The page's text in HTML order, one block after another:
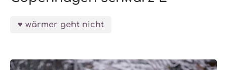
wärmer geht nicht
Bildergalerie überspringen